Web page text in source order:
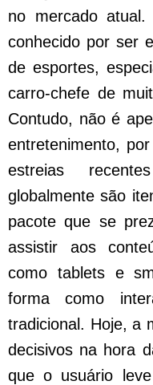
no mercado
conhecido por ser
de esportes,
carro-chefe de
Contudo, não é
entretenimento,
estreias
globalmente são
pacote que se
assistir aos
como tablets e
forma como
tradicional. Hoje, a
decisivos na hora
que o usuário